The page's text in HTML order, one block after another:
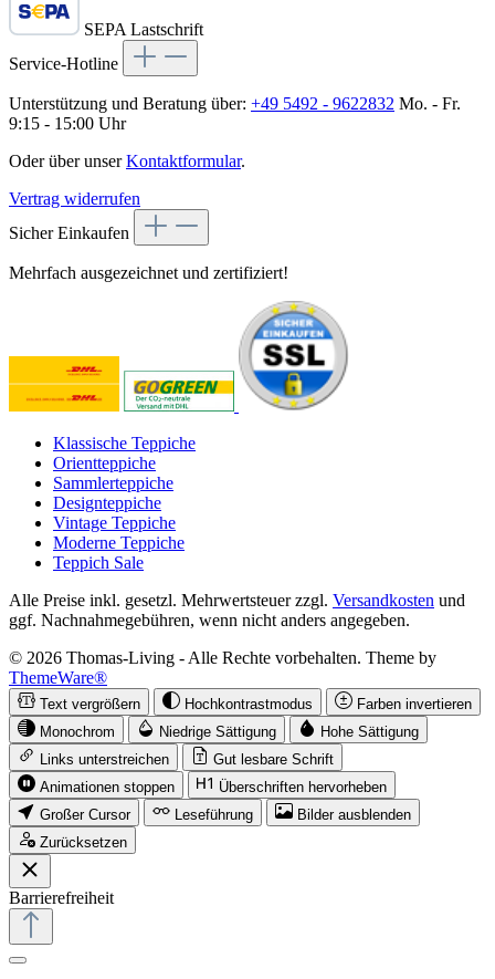
SEPA Lastschrift
Service-Hotline
Unterstützung und Beratung über: +49 5492 - 9622832 Mo. - Fr.
9:15 - 15:00 Uhr
Oder über unserKontaktformular.
Vertrag widerrufen
Sicher Einkaufen
Mehrfach ausgezeichnet und zertifiziert!
Klassische Teppiche
Orientteppiche
Sammlerteppiche
Designteppiche
Vintage Teppiche
Moderne Teppiche
Teppich Sale
Alle Preise inkl. gesetzl. Mehrwertsteuer zzgl. Versandkosten und
ggf. Nachnahmegebühren, wenn nicht anders angegeben.
© 2026 Thomas-Living - Alle Rechte vorbehalten. Theme by
ThemeWare®
Text vergrößern Hochkontrastmodus
Farben invertieren
Monochrom
Niedrige Sättigung
Hohe Sättigung
Links unterstreichen
Gut lesbare Schrift
Animationen stoppen
Überschriften hervorheben
Großer Cursor
Leseführung
Bilder ausblenden
Zurücksetzen
Barrierefreiheit